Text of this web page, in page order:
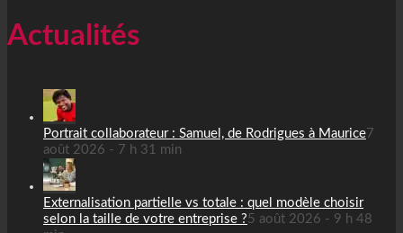
Actualités
Portrait collaborateur : Samuel, de Rodrigues à Maurice7
août 2026 - 7 h 31 min
Externalisation partielle vs totale : quel modèle choisir
selon la taille de votre entreprise ?5 août 2026 - 9 h 48